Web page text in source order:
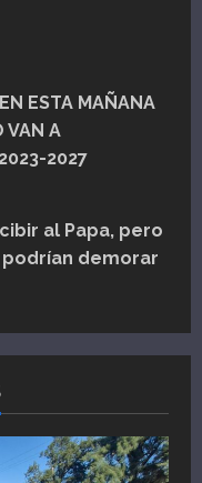
ESTA MAÑANA
VAN A
2027
al Papa, pero
demorar